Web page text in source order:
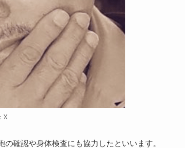
X
確認や身体検査にも協力したといいます。